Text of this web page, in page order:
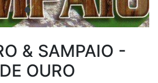
& SAMPAIO -
OURO